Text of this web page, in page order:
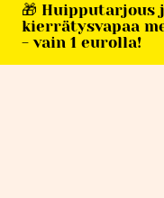
🎁 Huipputarjous
kierrätysvapaa
- vain 1 eurolla!